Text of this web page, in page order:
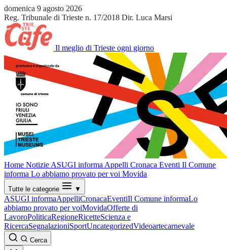
domenica 9 agosto 2026
Reg. Tribunale di Trieste n. 17/2018 Dir. Luca Marsi
Il meglio di Trieste ogni giorno
Home Notizie ASUGI informa Appelli Cronaca Eventi Il Comune
informa Lo abbiamo provato per voi Movida
Tutte le categorie ▼
ASUGI informaAppelliCronacaEventiIl Comune informaLo
abbiamo provato per voiMovidaOfferte di
LavoroPoliticaRegioneRicetteScienza e
RicercaSegnalazioniSportUncategorizedVideoartecarnevale
Cerca